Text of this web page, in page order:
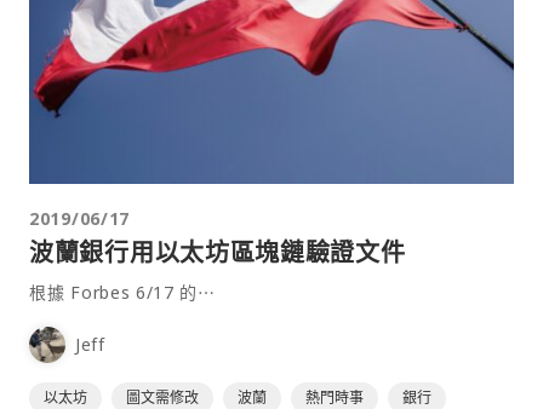
2019/06/17
波蘭銀行用以太坊區塊鏈驗證文件
根據 Forbes 6/17 的⋯
Jeff
以太坊 圖文需修改 波蘭 熱門時事
銀行